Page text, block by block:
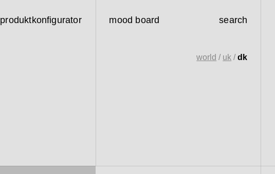
produktkonfigurator mood board search
world / uk /dk